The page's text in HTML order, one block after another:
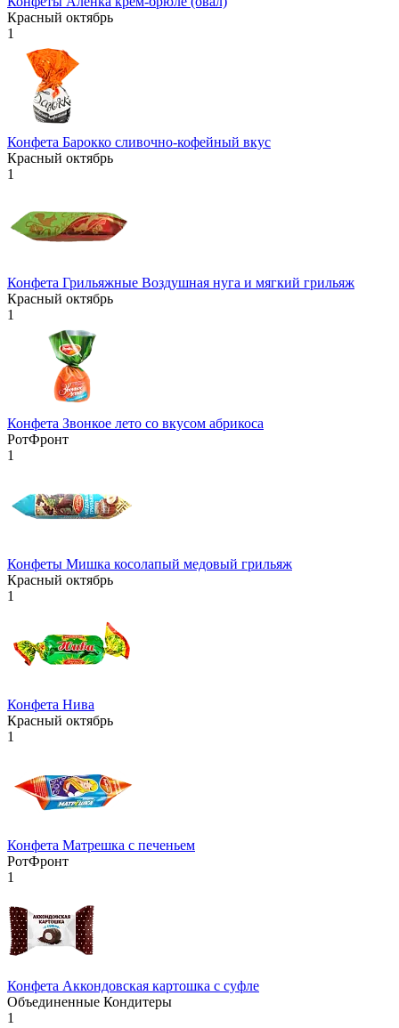
Красный октябрь
1
Конфета Барокко сливочно-кофейный вкус
Красный октябрь
1
Конфета Грильяжные Воздушная нуга и мягкий грильяж
Красный октябрь
1
Конфета Звонкое лето со вкусом абрикоса
РотФронт
1
Конфеты Мишка косолапый медовый грильяж
Красный октябрь
1
Конфета Нива
Красный октябрь
1
Конфета Матрешка с печеньем
РотФронт
1
Конфета Аккондовская картошка с суфле
Объединенные Кондитеры
1